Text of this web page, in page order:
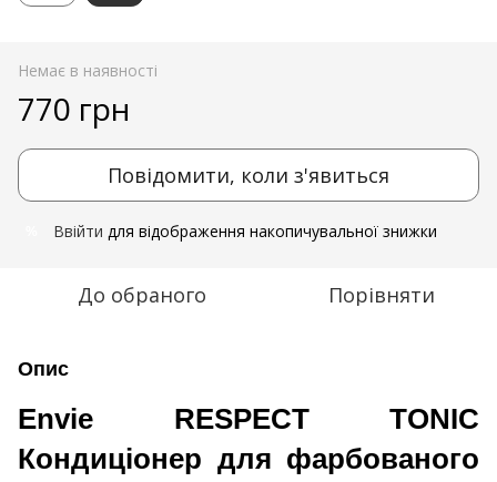
Немає в наявності
770 грн
Повідомити, коли з'явиться
Ввійти для відображення накопичувальної знижки
До обраного Порівняти
Опис
Envie RESPECT TONIC
Кондиціонер для фарбованого